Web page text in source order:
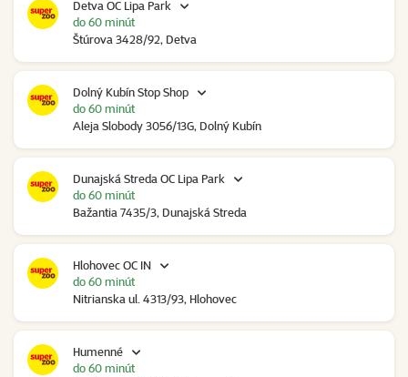
Detva OC Lipa Park
Štúrova 3428/92, Detva
do 60 minút
Dolný Kubín Stop Shop
Aleja Slobody 3056/13G, Dolný Kubín
do 60 minút
Dunajská Streda OC Lipa Park
Bažantia 7435/3, Dunajská Streda
do 60 minút
Hlohovec OC IN
Nitrianska ul. 4313/93, Hlohovec
do 60 minút
Humenné
do 60 minút